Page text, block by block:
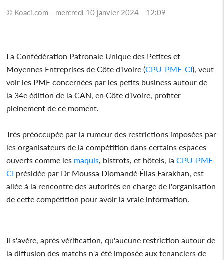
© Koaci.com - mercredi 10 janvier 2024 - 12:09
La Confédération Patronale Unique des Petites et
Moyennes Entreprises de Côte d'Ivoire (CPU-PME-CI), veut
voir les PME concernées par les petits business autour de
la 34e édition de la CAN, en Côte d'Ivoire, profiter
pleinement de ce moment.
Très préoccupée par la rumeur des restrictions imposées par
les organisateurs de la compétition dans certains espaces
ouverts comme les maquis, bistrots, et hôtels, laCPU-PME-
CI présidée par Dr Moussa Diomandé Élias Farakhan, est
allée à la rencontre des autorités en charge de l'organisation
de cette compétition pour avoir la vraie information.
Il s'avère, après vérification, qu'aucune restriction autour de
la diffusion des matchs n'a été imposée aux tenanciers de